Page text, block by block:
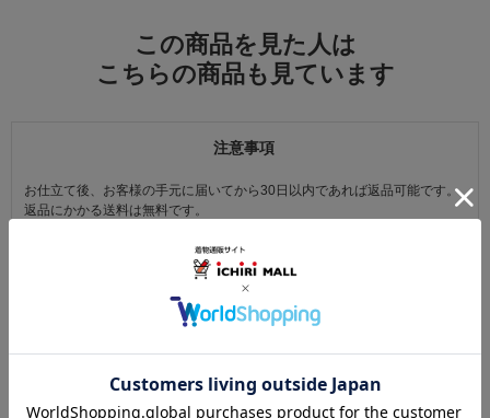
この商品を見た人は
こちらの商品も見ています
注意事項
お仕立て後、お客様の手元に届いてから30日以内であれば返品可能です。
返品にかかる送料は無料です。
・商品到着後31日以上経過した商品
・お客様の元で、傷または破損が生じた商品
・1点あたり20万円以上の商品でお客様の寸法にお仕立て済みの場合
・時間帯指定は配送業者のサービスであり、確実なお届けをお約束できる
より、指定時間帯にお届けができない場合がございます。
（※上記理由によりご指定の時間帯にお届けができない場合、配送業者か